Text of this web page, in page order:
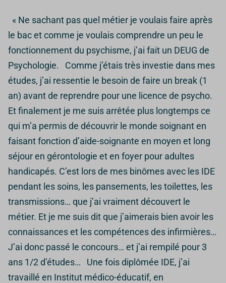
« Ne sachant pas quel métier je voulais faire après
le bac et comme je voulais comprendre un peu le
fonctionnement du psychisme, j’ai fait un DEUG de
Psychologie. Comme j’étais très investie dans mes
études, j’ai ressentie le besoin de faire un break (1
an) avant de reprendre pour une licence de psycho.
Et finalement je me suis arrêtée plus longtemps ce
qui m’a permis de découvrir le monde soignant en
faisant fonction d’aide-soignante en moyen et long
séjour en gérontologie et en foyer pour adultes
handicapés. C’est lors de mes binômes avec les IDE
pendant les soins, les pansements, les toilettes, les
transmissions… que j’ai vraiment découvert le
métier. Et je me suis dit que j’aimerais bien avoir les
connaissances et les compétences des infirmières…
J’ai donc passé le concours… et j’ai rempilé pour 3
ans 1/2 d’études… Une fois diplômée IDE, j’ai
travaillé en Institut médico-éducatif, en